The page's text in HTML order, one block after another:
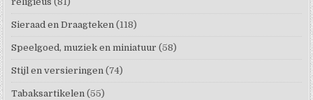
Sieraad en Draagteken (118)
Speelgoed, muziek en miniatuur (58)
Stijl en versieringen (74)
Tabaksartikelen (55)